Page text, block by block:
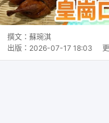
撰文： 蘇琬淇
出版： 2026-07-17 18:03